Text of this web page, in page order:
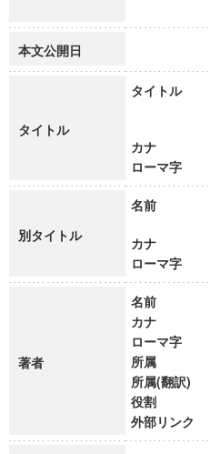
本文公開日
タイトル
タイトル
カナ
ローマ字
別タイトル
名前
カナ
ローマ字
著者
名前
カナ
ローマ字
所属
所属(翻訳)
役割
外部リンク